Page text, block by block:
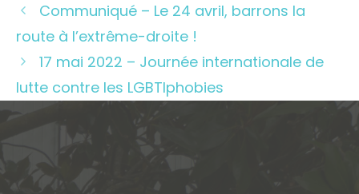
Communiqué – Le 24 avril, barrons la
route à l’extrême-droite !
17 mai 2022 – Journée internationale de
lutte contre les LGBTIphobies